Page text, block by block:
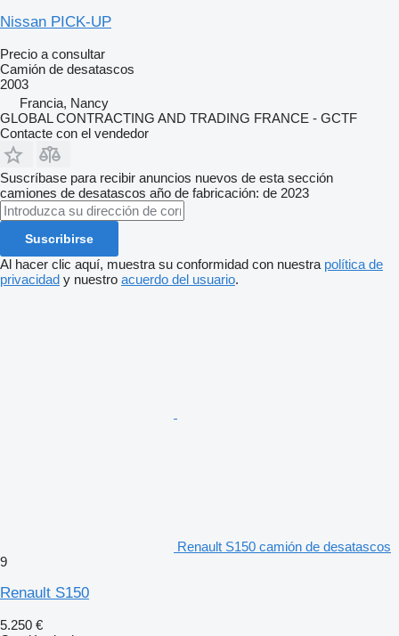
Nissan PICK-UP
Precio a consultar
Camión de desatascos
2003
Francia, Nancy
GLOBAL CONTRACTING AND TRADING FRANCE - GCTF
Contacte con el vendedor
Suscríbase para recibir anuncios nuevos de esta sección
camiones de desatascos año de fabricación: de 2023
Suscribirse
Al hacer clic aquí, muestra su conformidad con nuestra política de
privacidad y nuestro acuerdo del usuario.
Renault S150 camión de desatascos
9
Renault S150
5.250 €